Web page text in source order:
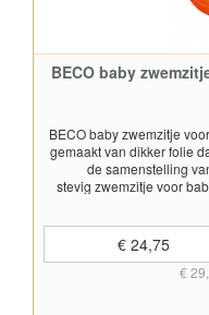
BECO baby
BECO baby zwemzitje
gemaakt van dikker folie
de samenstelling
stevig zwemzitje voor
stabiel, veilig en van
van beendoorvoeren en
hoge kwaliteit.
€ 24,75
€